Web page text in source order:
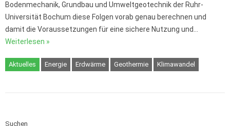
Bodenmechanik, Grundbau und Umweltgeotechnik der Ruhr-
Universität Bochum diese Folgen vorab genau berechnen und
damit die Voraussetzungen für eine sichere Nutzung und…
Weiterlesen »
Aktuelles Energie Erdwärme Geothermie Klimawandel
Suchen